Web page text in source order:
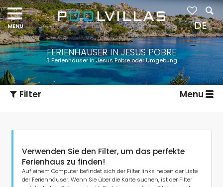
FERIENHÄUSER IN JESUS POBRE
3 Ferienhäuser in Jesus Pobre oder Umgebung
Filter Menu
Verwenden Sie den Filter, um das perfekte
Ferienhaus zu finden!
Auf einem Computer befindet sich der Filter links neben der Liste
der Ferienhäuser. Wenn Sie über die Karte suchen, ist der Filter
DE
Navigation
menu